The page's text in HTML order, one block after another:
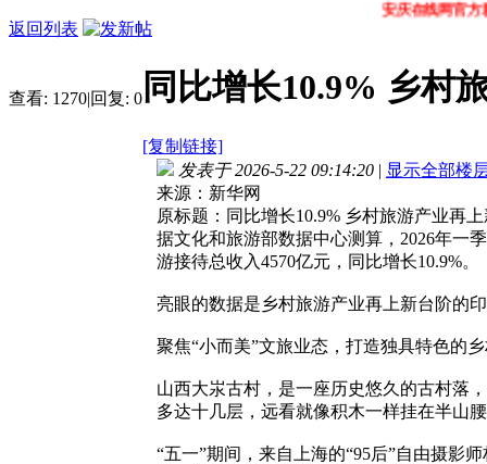
安庆在线网官方群
返回列表
查看: 1270|回复: 0 同比增长10.9% 乡村
[复制链接]
发表于 2026-5-22 09:14:20 | 显示全部楼
来源：新华网
原标题：同比增长10.9% 乡村旅游产业再
据文化和旅游部数据中心测算，2026年一
游接待总收入4570亿元，同比增长10.9%。
亮眼的数据是乡村旅游产业再上新台阶的
聚焦“小而美”文旅业态，打造独具特色的
山西大汖古村，是一座历史悠久的古村落
多达十几层，远看就像积木一样挂在半山
“五一”期间，来自上海的“95后”自由摄影